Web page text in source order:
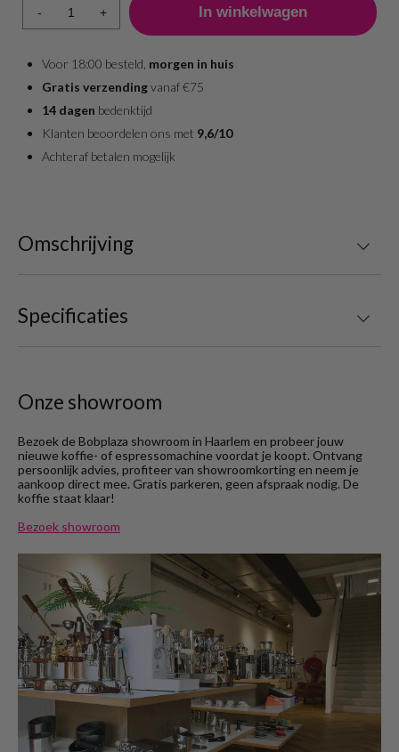
- +
Voor 18:00 besteld, morgen in huis
Gratis verzendingvanaf €75
14 dagen bedenktijd
Klanten beoordelen ons met 9,6/10
Achteraf betalen mogelijk
Omschrijving
Specificaties
Onze showroom
Bezoek de Bobplaza showroom in Haarlem en probeer jouw
nieuwe koffie- of espressomachine voordat je koopt. Ontvang
persoonlijk advies, profiteer van showroomkorting en neem je
aankoop direct mee. Gratis parkeren, geen afspraak nodig. De
koffie staat klaar!
Bezoek showroom